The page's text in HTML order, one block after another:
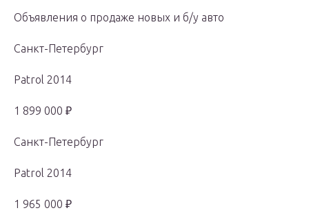
Объявления о продаже новых и б/у авто
Санкт-Петербург
Patrol 2014
1 899 000 ₽
Санкт-Петербург
Patrol 2014
1 965 000 ₽